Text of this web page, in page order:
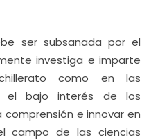
ser subsanada por el
investiga e imparte
como en las
el bajo interés de los
e innovar en
campo de las ciencias